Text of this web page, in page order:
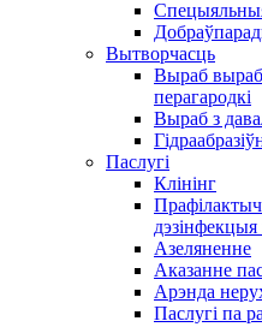
Вытворчасць
Выраб
перагародкі
Выраб з
Паслугі
Клінінг
Азеляненне
Аказанне
Арэнда
Паслугі па